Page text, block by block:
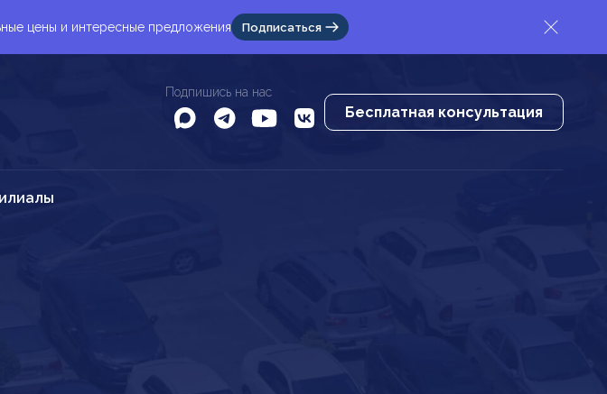
цены и интересные предложения Подписаться
Подпишись на нас
Бесплатная консультация